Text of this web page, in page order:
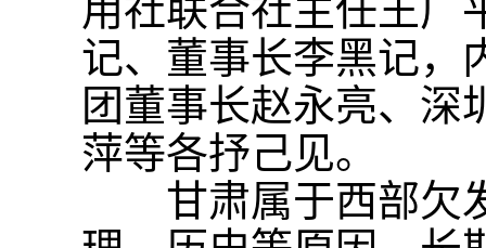
用社联合社主任王广
记、董事长李黑记，
团董事长赵永亮、深
萍等各抒己见。
甘肃属于西部欠